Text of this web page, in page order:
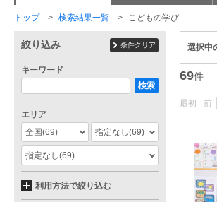
トップ 検索結果一覧 こどもの学び
選択中
69件
最初 前
絞り込み 条件クリア
キーワード
検索
エリア
全国(69) 指定なし(69)
指定なし(69)
利用方法で絞り込む